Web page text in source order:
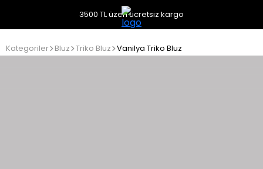
3500 TL üzeri ücretsiz kargo
Kategoriler Bluz Triko Bluz Vanilya Triko Bluz